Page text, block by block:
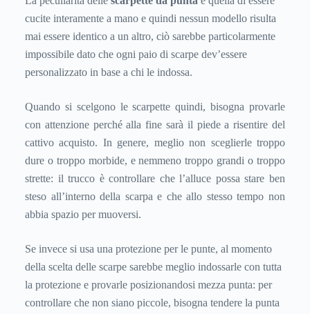
cucite interamente a mano e quindi nessun modello risulta
mai essere identico a un altro, ciò sarebbe particolarmente
impossibile dato che ogni paio di scarpe dev’essere
personalizzato in base a chi le indossa.
Quando si scelgono le scarpette quindi, bisogna provarle
con attenzione perché alla fine sarà il piede a risentire del
cattivo acquisto. In genere, meglio non sceglierle troppo
dure o troppo morbide, e nemmeno troppo grandi o troppo
strette: il trucco è controllare che l’alluce possa stare ben
steso all’interno della scarpa e che allo stesso tempo non
abbia spazio per muoversi.
Se invece si usa una protezione per le punte, al momento
della scelta delle scarpe sarebbe meglio indossarle con tutta
la protezione e provarle posizionandosi mezza punta: per
controllare che non siano piccole, bisogna tendere la punta